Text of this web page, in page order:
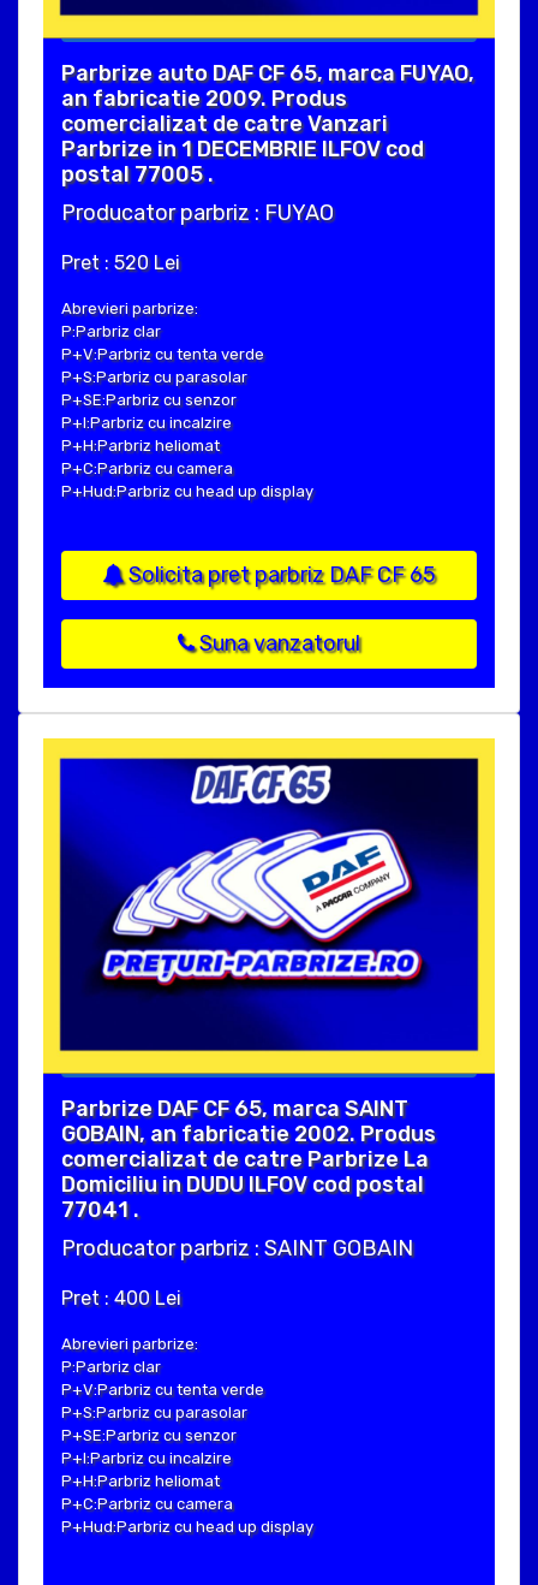
Parbrize auto DAF CF 65, marca FUYAO,
an fabricatie 2009. Produs
comercializat de catre Vanzari
Parbrize in 1 DECEMBRIE ILFOV cod
postal 77005 .
Producator parbriz : FUYAO
Pret : 520 Lei
Abrevieri parbrize:
P:Parbriz clar
P+V:Parbriz cu tenta verde
P+S:Parbriz cu parasolar
P+SE:Parbriz cu senzor
P+I:Parbriz cu incalzire
P+H:Parbriz heliomat
P+C:Parbriz cu camera
P+Hud:Parbriz cu head up display
Solicita pret parbriz DAF CF 65
Suna vanzatorul
Parbrize DAF CF 65, marca SAINT
GOBAIN, an fabricatie 2002. Produs
comercializat de catre Parbrize La
Domiciliu in DUDU ILFOV cod postal
77041 .
Producator parbriz : SAINT GOBAIN
Pret : 400 Lei
Abrevieri parbrize:
P:Parbriz clar
P+V:Parbriz cu tenta verde
P+S:Parbriz cu parasolar
P+SE:Parbriz cu senzor
P+I:Parbriz cu incalzire
P+H:Parbriz heliomat
P+C:Parbriz cu camera
P+Hud:Parbriz cu head up display